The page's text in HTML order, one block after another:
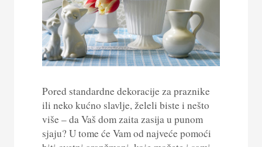
Pored standardne dekoracije za praznike
ili neko kućno slavlje, želeli biste i nešto
više – da Vaš dom zaita zasija u punom
sjaju? U tome će Vam od najveće pomoći